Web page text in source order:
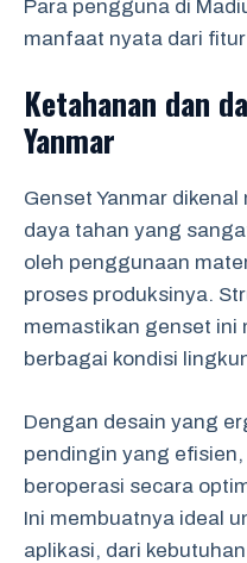
Para pengguna di
manfaat nyata dari
Ketahanan dan
Yanmar
Genset Yanmar
daya tahan yang
oleh penggunaan
proses produksinya.
memastikan genset ini
berbagai kondisi
Dengan desain yang
pendingin yang
beroperasi secara
Ini membuatnya ideal
aplikasi, dari